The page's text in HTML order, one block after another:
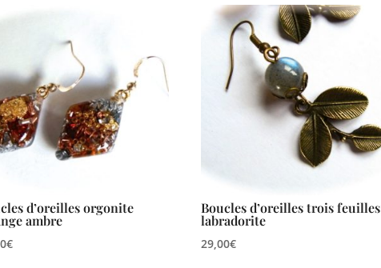
d’oreilles orgonite
ambre
€
Boucles d’oreilles trois feuilles
labradorite
29,00€